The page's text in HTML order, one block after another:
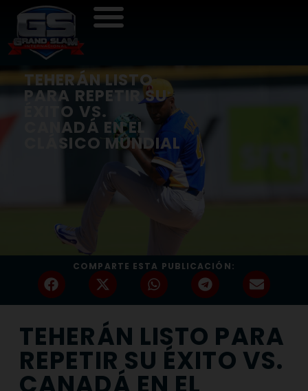
TEHERÁN LISTO
PARA REPETIR SU
ÉXITO VS.
CANADÁ EN EL
CLÁSICO MUNDIAL
COMPARTE ESTA PUBLICACIÓN:
TEHERÁN LISTO PARA
REPETIR SU ÉXITO VS.